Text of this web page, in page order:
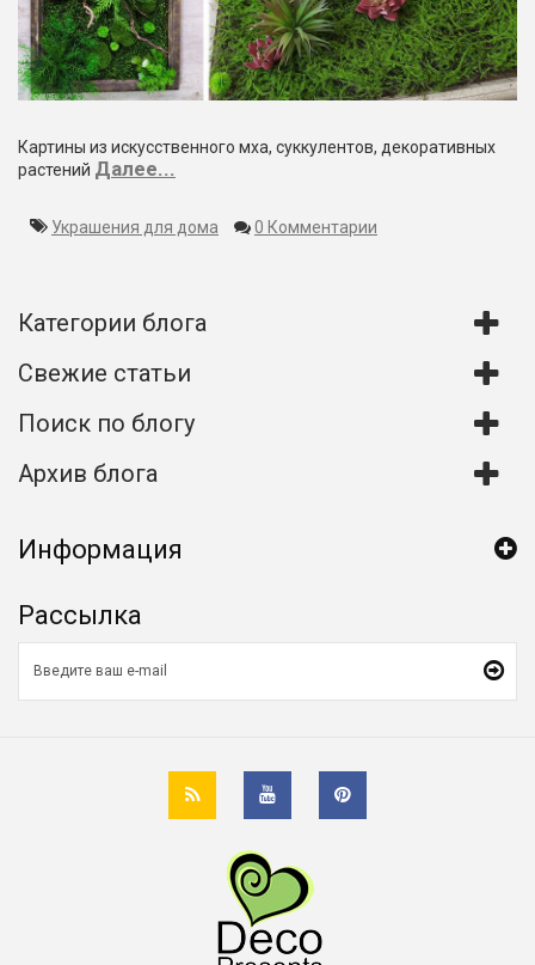
Картины из искусственного мха, суккулентов, декоративных
растений Далее...
Украшения для дома 0 Комментарии
Категории блога
Свежие статьи
Поиск по блогу
Архив блога
Информация
Рассылка